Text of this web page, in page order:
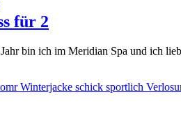
für 2
bin ich im Meridian Spa und ich